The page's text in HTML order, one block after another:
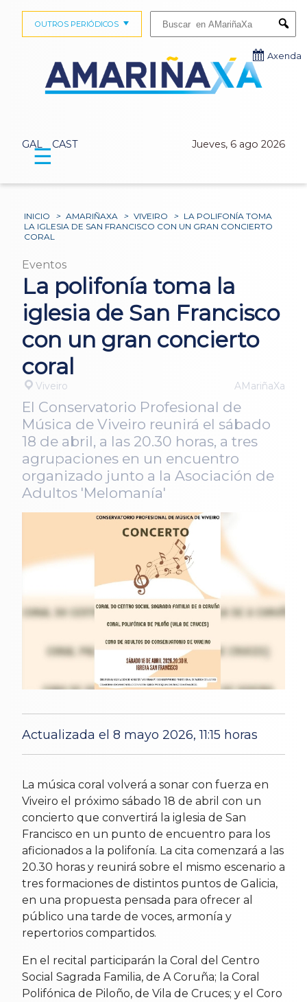
GAL CAST Jueves, 6 ago 2026
OUTROS PERIÓDICOS
Axenda
☰
INICIO > AMARIÑAXA > VIVEIRO > LA POLIFONÍA TOMA
LA IGLESIA DE SAN FRANCISCO CON UN GRAN CONCIERTO
CORAL
Eventos
La polifonía toma la
iglesia de San Francisco
con un gran concierto
coral
Viveiro AMariñaXa
El Conservatorio Profesional de
Música de Viveiro reunirá el sábado
18 de abril, a las 20.30 horas, a tres
agrupaciones en un encuentro
organizado junto a la Asociación de
Adultos 'Melomanía'
Actualizada el 8 mayo 2026, 11:15 horas
17 Apr 2026
La música coral volverá a sonar con fuerza en
Viveiro el próximo sábado 18 de abril con un
concierto que convertirá la iglesia de San
Francisco en un punto de encuentro para los
aficionados a la polifonía. La cita comenzará a las
20.30 horas y reunirá sobre el mismo escenario a
tres formaciones de distintos puntos de Galicia,
en una propuesta pensada para ofrecer al
público una tarde de voces, armonía y
repertorios compartidos.
En el recital participarán la Coral del Centro
Social Sagrada Familia, de A Coruña; la Coral
Polifónica de Piloño, de Vila de Cruces; y el Coro